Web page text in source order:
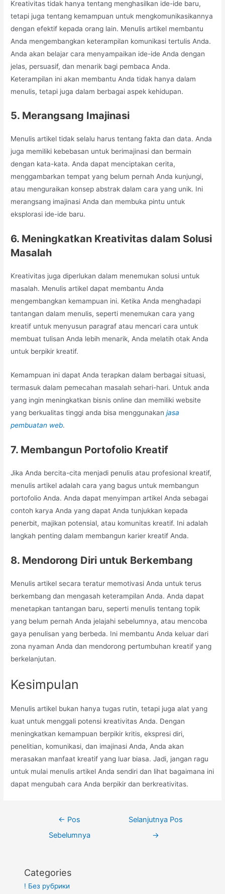
Kreativitas tidak hanya tentang menghasilkan ide-ide baru,
tetapi juga tentang kemampuan untuk mengkomunikasikannya
dengan efektif kepada orang lain. Menulis artikel membantu
Anda mengembangkan keterampilan komunikasi tertulis Anda.
Anda akan belajar cara menyampaikan ide-ide Anda dengan
jelas, persuasif, dan menarik bagi pembaca Anda.
Keterampilan ini akan membantu Anda tidak hanya dalam
menulis, tetapi juga dalam berbagai aspek kehidupan.
5. Merangsang Imajinasi
Menulis artikel tidak selalu harus tentang fakta dan data. Anda
juga memiliki kebebasan untuk berimajinasi dan bermain
dengan kata-kata. Anda dapat menciptakan cerita,
menggambarkan tempat yang belum pernah Anda kunjungi,
atau menguraikan konsep abstrak dalam cara yang unik. Ini
merangsang imajinasi Anda dan membuka pintu untuk
eksplorasi ide-ide baru.
6. Meningkatkan Kreativitas dalam Solusi
Masalah
Kreativitas juga diperlukan dalam menemukan solusi untuk
masalah. Menulis artikel dapat membantu Anda
mengembangkan kemampuan ini. Ketika Anda menghadapi
tantangan dalam menulis, seperti menemukan cara yang
kreatif untuk menyusun paragraf atau mencari cara untuk
membuat tulisan Anda lebih menarik, Anda melatih otak Anda
untuk berpikir kreatif.
Kemampuan ini dapat Anda terapkan dalam berbagai situasi,
termasuk dalam pemecahan masalah sehari-hari. Untuk anda
yang ingin meningkatkan bisnis online dan memiliki website
yang berkualitas tinggi anda bisa menggunakan jasa
pembuatan web.
7. Membangun Portofolio Kreatif
Jika Anda bercita-cita menjadi penulis atau profesional kreatif,
menulis artikel adalah cara yang bagus untuk membangun
portofolio Anda. Anda dapat menyimpan artikel Anda sebagai
contoh karya Anda yang dapat Anda tunjukkan kepada
penerbit, majikan potensial, atau komunitas kreatif. Ini adalah
langkah penting dalam membangun karier kreatif Anda.
8. Mendorong Diri untuk Berkembang
Menulis artikel secara teratur memotivasi Anda untuk terus
berkembang dan mengasah keterampilan Anda. Anda dapat
menetapkan tantangan baru, seperti menulis tentang topik
yang belum pernah Anda jelajahi sebelumnya, atau mencoba
gaya penulisan yang berbeda. Ini membantu Anda keluar dari
zona nyaman Anda dan mendorong pertumbuhan kreatif yang
berkelanjutan.
Kesimpulan
Menulis artikel bukan hanya tugas rutin, tetapi juga alat yang
kuat untuk menggali potensi kreativitas Anda. Dengan
meningkatkan kemampuan berpikir kritis, ekspresi diri,
penelitian, komunikasi, dan imajinasi Anda, Anda akan
merasakan manfaat kreatif yang luar biasa. Jadi, jangan ragu
untuk mulai menulis artikel Anda sendiri dan lihat bagaimana ini
dapat mengubah cara Anda berpikir dan berkreativitas.
← Pos
Sebelumnya
Selanjutnya Pos
→
Categories
! Без рубрики